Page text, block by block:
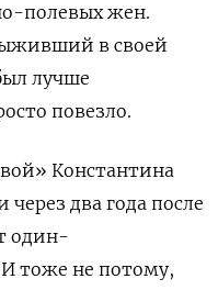
полевых жен.
в своей
лучше
повезло.
Константина
два года после
один-
тоже не потому,